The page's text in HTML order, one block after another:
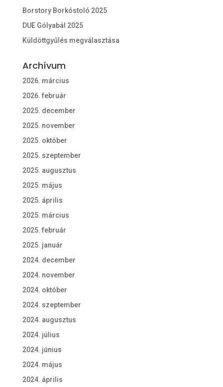
Borstory Borkóstoló 2025
DUE Gólyabál 2025
Küldöttgyűlés megválasztása
Archívum
2026. március
2026. február
2025. december
2025. november
2025. október
2025. szeptember
2025. augusztus
2025. május
2025. április
2025. március
2025. február
2025. január
2024. december
2024. november
2024. október
2024. szeptember
2024. augusztus
2024. július
2024. június
2024. május
2024. április